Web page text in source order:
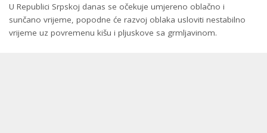
U Republici Srpskoj danas se očekuje umjereno oblačno i
sunčano vrijeme, popodne će razvoj oblaka usloviti nestabilno
vrijeme uz povremenu kišu i pljuskove sa grmljavinom.